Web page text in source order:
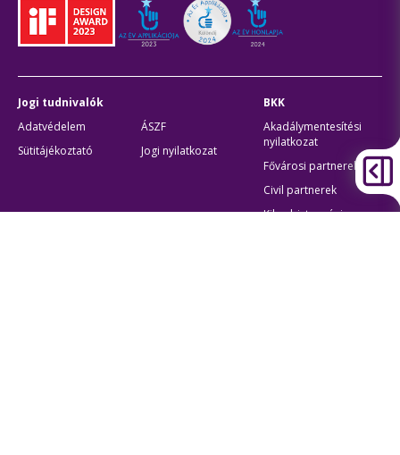
Jogi tudnivalók
Adatvédelem
ÁSZF
Sütitájékoztató
Jogi nyilatkozat
BKK
Akadálymentesítési
nyilatkozat
Fővárosi partnerek
Civil partnerek
Kiberbiztonsági